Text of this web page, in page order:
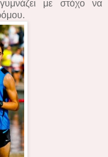
με στόχο να